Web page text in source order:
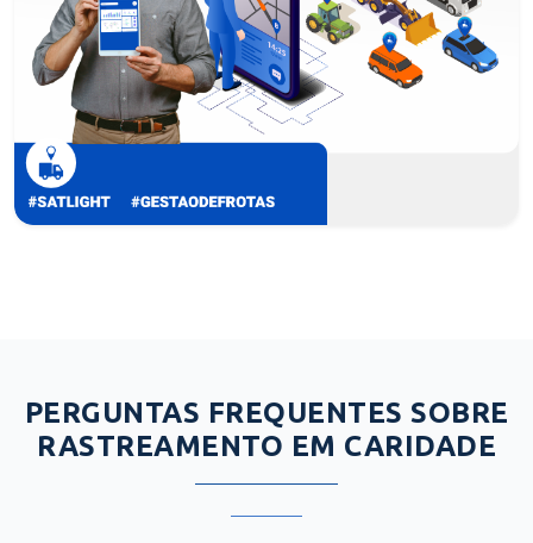
PERGUNTAS FREQUENTES SOBRE
RASTREAMENTO EM CARIDADE